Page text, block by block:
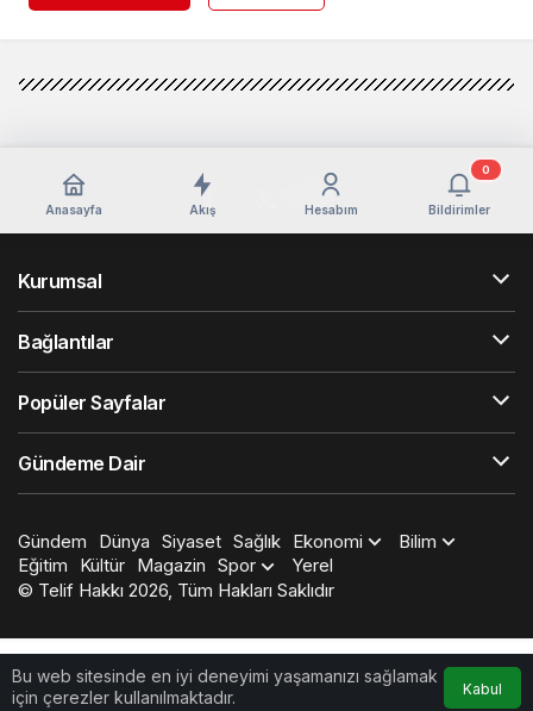
Bu web sitesinde en iyi deneyimi yaşamanızı sağlamak
için çerezler kullanılmaktadır.
Kabul
Anasayfa Akış Hesabım Bildirimler
0
Kurumsal
Bağlantılar
Popüler Sayfalar
Gündeme Dair
Gündem Dünya Siyaset Sağlık Ekonomi
Bilim
Eğitim
Kültür Magazin Spor
Yerel
© Telif Hakkı 2026, Tüm Hakları Saklıdır